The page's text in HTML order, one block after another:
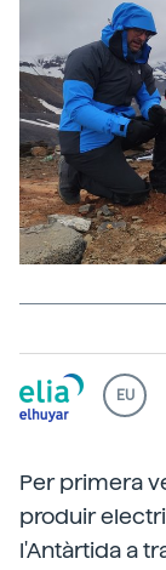
EU
Per primera
produir
l'Antàrtida a